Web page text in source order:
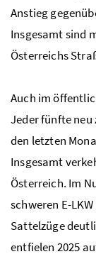
Anstieg
Insgesamt sind
Österreichs
Auch im
Jeder fünfte neu
den letzten
Insgesamt
Österreich. Im
schweren E-LKW
Sattelzüge
entfielen 2025